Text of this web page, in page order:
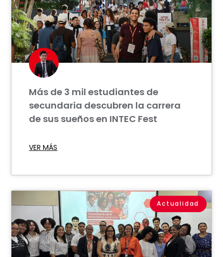
Más de 3 mil estudiantes de
secundaria descubren la carrera
de sus sueños en INTEC Fest
VER MÁS
Actualidad